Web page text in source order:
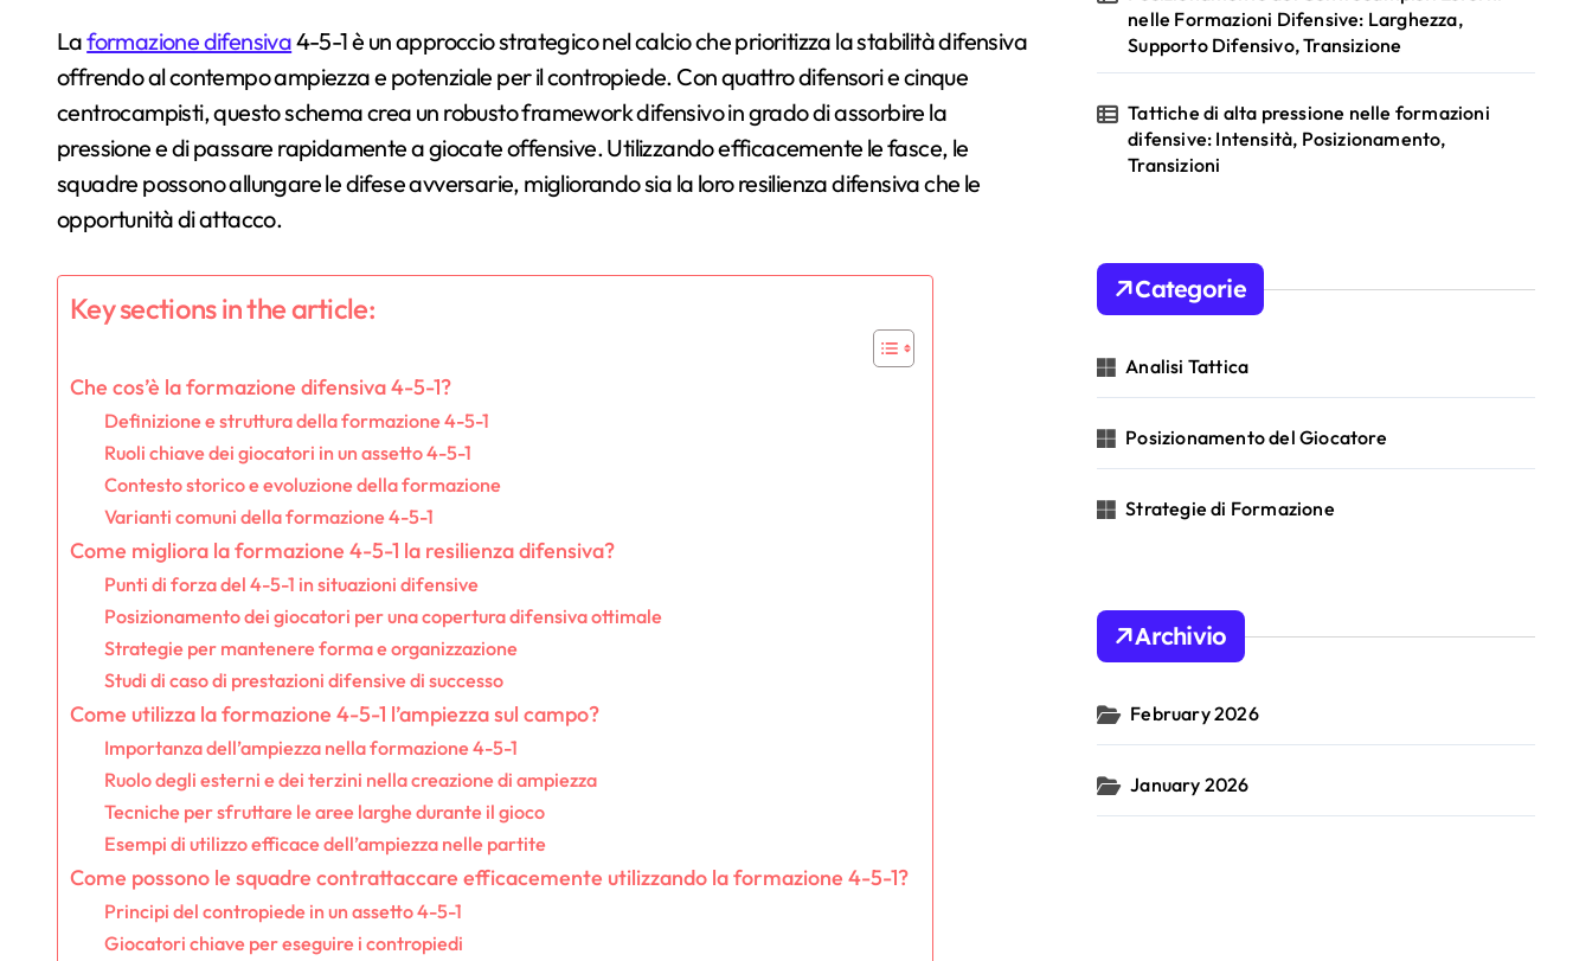
Laformazione difensiva4-5-1 è un approccio strategico nel calcio che prioritizza la stabilità difensiva
offrendo al contempo ampiezza e potenziale per il contropiede. Con quattro difensori e cinque
centrocampisti, questo schema crea un robusto framework difensivo in grado di assorbire la
pressione e di passare rapidamente a giocate offensive. Utilizzando efficacemente le fasce, le
squadre possono allungare le difese avversarie, migliorando sia la loro resilienza difensiva che le
opportunità di attacco.
Key sections in the article:
Che cos’è la formazione difensiva 4-5-1?
Definizione e struttura della formazione 4-5-1
Ruoli chiave dei giocatori in un assetto 4-5-1
Contesto storico e evoluzione della formazione
Varianti comuni della formazione 4-5-1
Come migliora la formazione 4-5-1 la resilienza difensiva?
Punti di forza del 4-5-1 in situazioni difensive
Posizionamento dei giocatori per una copertura difensiva ottimale
Strategie per mantenere forma e organizzazione
Studi di caso di prestazioni difensive di successo
Come utilizza la formazione 4-5-1 l’ampiezza sul campo?
Importanza dell’ampiezza nella formazione 4-5-1
Ruolo degli esterni e dei terzini nella creazione di ampiezza
Tecniche per sfruttare le aree larghe durante il gioco
Esempi di utilizzo efficace dell’ampiezza nelle partite
Come possono le squadre contrattaccare efficacemente utilizzando la formazione 4-5-1?
Principi del contropiede in un assetto 4-5-1
Giocatori chiave per eseguire i contropiedi
nelle Formazioni Difensive: Larghezza,
Supporto Difensivo, Transizione
Tattiche di alta pressione nelle formazioni
difensive: Intensità, Posizionamento,
Transizioni
Categorie
Analisi Tattica
Posizionamento del Giocatore
Strategie di Formazione
Archivio
February 2026
January 2026